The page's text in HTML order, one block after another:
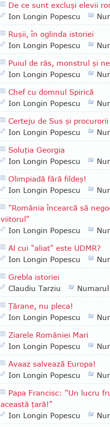
De ce sunt excluşi elevii
Ion Longin Popescu
Ruşii, în oglinda istoriei
Ion Longin Popescu
Puiul de râs, monstrul şi
Ion Longin Popescu
Chef cu domnul Spirică
Ion Longin Popescu
Certeju de Sus şi procurorii
Ion Longin Popescu
Soluţia Georgia
Ion Longin Popescu
Olimpiadă fără fildeş!
Ion Longin Popescu
"România încearcă să
viitorul"
Ion Longin Popescu
Al cui "aliat" este UDMR?
Ion Longin Popescu
Grebla istoriei
Claudiu Tarziu
Ţărane, nu pleca!
Ion Longin Popescu
Ziarele României Mari
Ion Longin Popescu
Avaaz salvează Europa!
Ion Longin Popescu
Papa Francisc: "Un lucru
această ţară!"
Ion Longin Popescu